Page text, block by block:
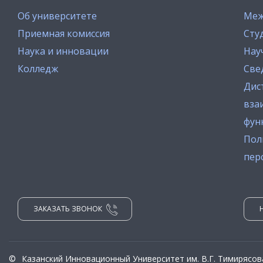
Об университете
Приемная комиссия
Наука и инновации
Колледж
ЗАКАЗАТЬ ЗВОНОК
©
Казанский Инновационный Университет им. В.Г.